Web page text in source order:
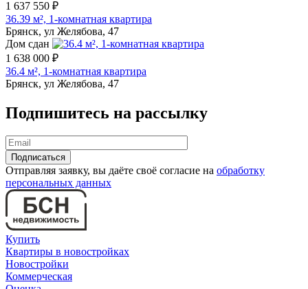
1 637 550 ₽
36.39 м², 1-комнатная квартира
Брянск, ул Желябова, 47
Дом сдан
1 638 000 ₽
36.4 м², 1-комнатная квартира
Брянск, ул Желябова, 47
Подпишитесь на рассылку
Отправляя заявку, вы даёте своё согласие на обработку
персональных данных
Купить
Квартиры в новостройках
Новостройки
Коммерческая